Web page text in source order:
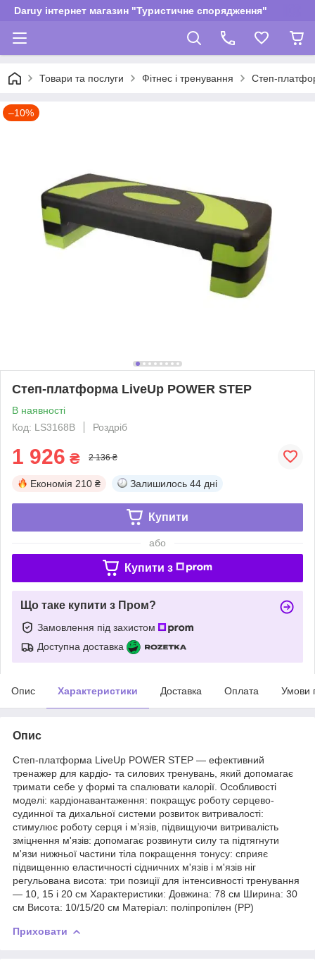
Daruy інтернет магазин "Туристичне спорядження"
Товари та послуги Фітнес і тренування Степ-
–10%
Степ-платформа LiveUp POWER STEP
В наявності
Код: LS3168B
Роздріб
1 926 ₴ 2 136 ₴
Економія 210 ₴ Залишилось 44 дні
Купити
або
Купити з
Що таке купити з Пром?
Замовлення під захистом
Доступна доставка
Опис Характеристики Доставка Оплата Умови
Опис
Степ-платформа LiveUp POWER STEP — ефективний
тренажер для кардіо- та силових тренувань, який допомагає
тримати себе у формі та спалювати калорії. Особливості
моделі: кардіонавантаження: покращує роботу серцево-
судинної та дихальної системи розвиток витривалості:
стимулює роботу серця і м’язів, підвищуючи витривалість
зміцнення м'язів: допомагає розвинути силу та підтягнути
м'язи нижньої частини тіла покращення тонусу: сприяє
підвищенню еластичності сідничних м'язів і м'язів ніг
регульована висота: три позиції для інтенсивності тренування
— 10, 15 і 20 см Характеристики: Довжина: 78 см Ширина: 30
см Висота: 10/15/20 см Матеріал: поліпропілен (PP)
Приховати